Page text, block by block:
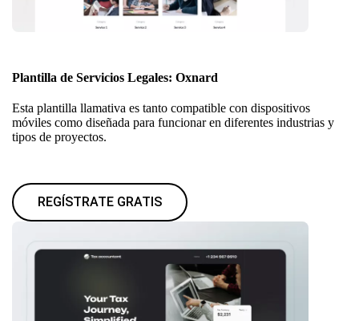
Plantilla de Servicios Legales: Oxnard
Esta plantilla llamativa es tanto compatible con dispositivos
móviles como diseñada para funcionar en diferentes industrias y
tipos de proyectos.
REGÍSTRATE GRATIS